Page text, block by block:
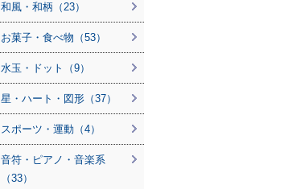
和風・和柄（23）
お菓子・食べ物（53）
水玉・ドット（9）
星・ハート・図形（37）
スポーツ・運動（4）
音符・ピアノ・音楽系
（33）